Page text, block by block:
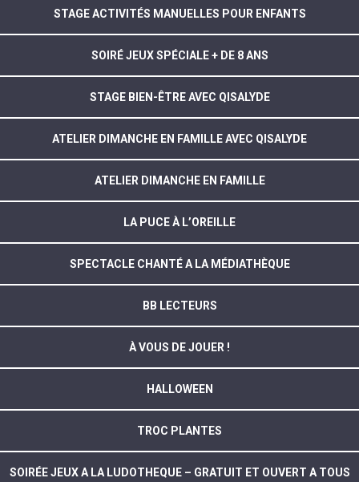
STAGE ACTIVITÉS MANUELLES POUR ENFANTS
SOIRÉ JEUX SPÉCIALE + DE 8 ANS
STAGE BIEN-ÊTRE AVEC QISALYDE
ATELIER DIMANCHE EN FAMILLE AVEC QISALYDE
ATELIER DIMANCHE EN FAMILLE
LA PUCE À L’OREILLE
SPECTACLE CHANTÉ A LA MÉDIATHÈQUE
BB LECTEURS
À VOUS DE JOUER !
HALLOWEEN
TROC PLANTES
SOIRÉE JEUX A LA LUDOTHEQUE – GRATUIT ET OUVERT A TOUS